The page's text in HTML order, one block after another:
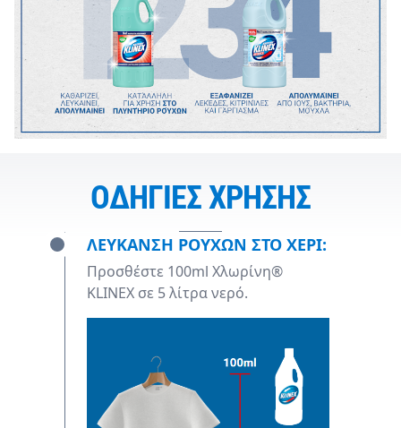
ΟΔΗΓΙΕΣ ΧΡΗΣΗΣ
ΛΕΥΚΑΝΣΗ ΡΟΥΧΩΝ ΣΤΟ ΧΕΡΙ:
Προσθέστε 100ml Χλωρίνη®
KLINEX σε 5 λίτρα νερό.